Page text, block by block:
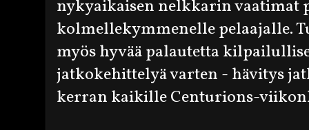
nykyaikaisen nelkkarin vaatimat
kolmellekymmenelle pelaajalle.
myös hyvää palautetta
jatkokehittelyä varten - hävitys
kerran kaikille Centurions-